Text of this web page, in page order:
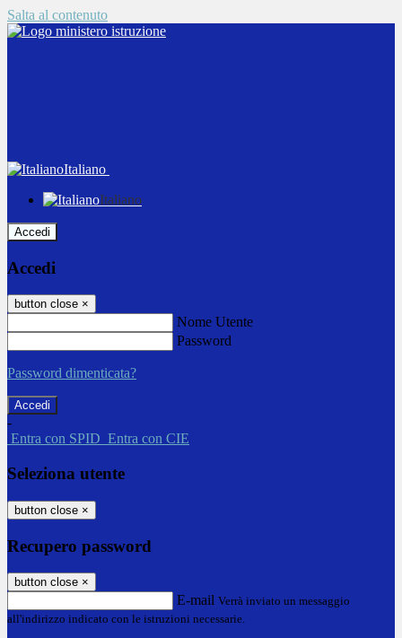
Salta al contenuto
Italiano
Italiano
Accedi
Accedi
button close ×
Nome Utente
Password
Password dimenticata?
-
Entra con SPID Entra con CIE
Seleziona utente
button close ×
Recupero password
button close ×
E-mail Verrà inviato un messaggio
all'indirizzo indicato con le istruzioni necessarie.